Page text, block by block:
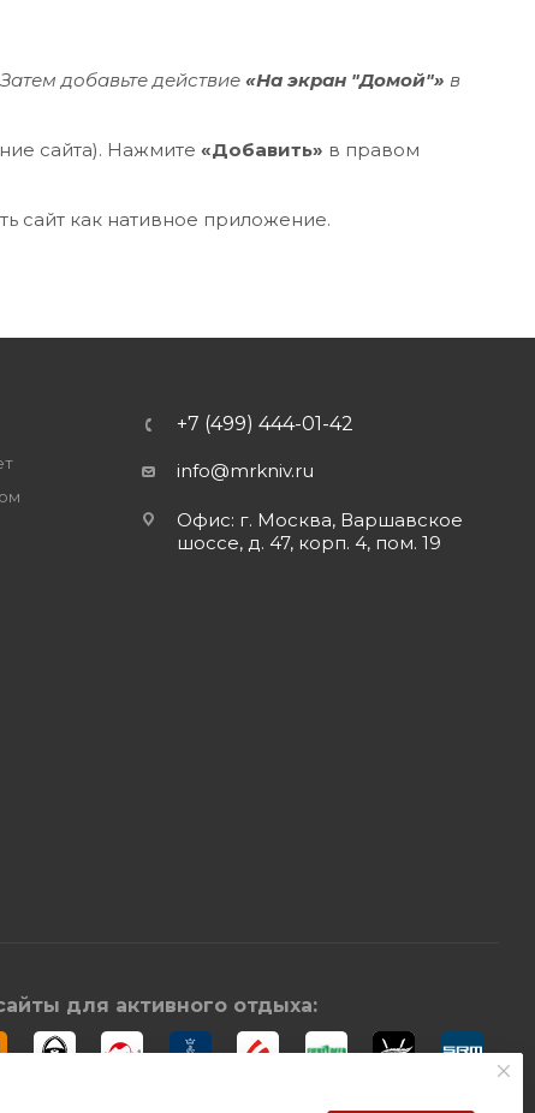
добавьте действие «На экран "Домой"» в
сайта). Нажмите «Добавить» в правом
сайт как нативное приложение.
+7 (499) 444-01-42
info@mrkniv.ru
Офис: г. Москва, Варшавское
шоссе, д. 47, корп. 4, пом. 19
для активного отдыха: